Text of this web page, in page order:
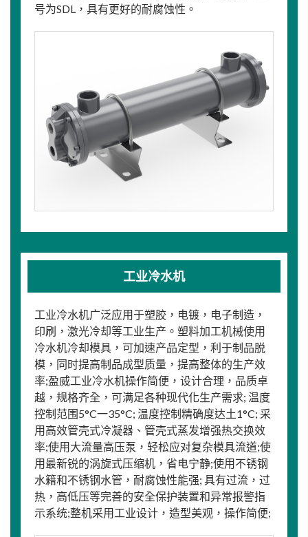
号为SDL，具有更好的耐腐蚀性。
工业冷水机
工业冷水机广泛应用于塑胶，电镀，电子制造，
印刷，激光冷却等工业生产。塑料加工机械使用
冷水机冷却模具，可加速产品定型，利于制品脱
模，同时提高制品成型质量，提高整体的生产效
率;盈威工业冷水机操作简便，设计合理，品质卓
越，规格齐全，可满足各种现代化生产需求; 温度
控制范围5°C一35°C; 温度控制精确度达土1°C; 采
用高效管壳式冷凝器、管壳式蒸发增强热交换效
率;使用大流量高压泵，轻松应对复杂模具流道;使
用最新锐的涡旋式压缩机，省电宁静;使用不锈钢
水籍和不锈钢水管，耐腐蚀性能强; 具有过流，过
热，高低压等完善的安全保护装置和异常报警指
示系统;整机采用工业设计，造型美观，操作简便;